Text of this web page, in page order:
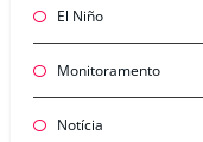
El Niño
Monitoramento
Notícia